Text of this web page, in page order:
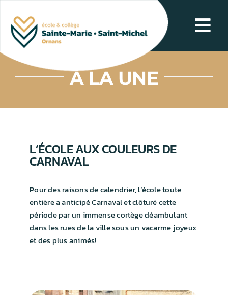
contenu
NOS POINTS FORTS
LE COLLÈGE AU QUOTIDIEN
CONTACT
INSCRIPTIONS
À LA UNE
L’ÉCOLE AUX COULEURS DE
CARNAVAL
Pour des raisons de calendrier, l’école toute
entière a anticipé Carnaval et clôturé cette
période par un immense cortège déambulant
dans les rues de la ville sous un vacarme joyeux
et des plus animés!